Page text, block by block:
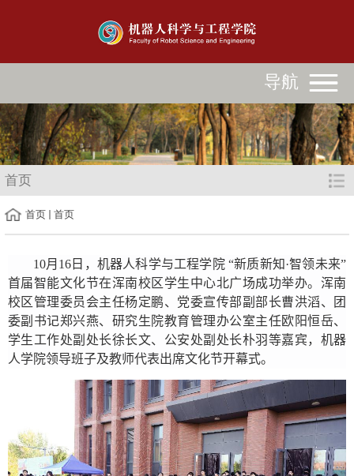
导航
首页
首页 首页
10月 16 日，机器人科学与工程学院 “新质新知·智领未来”
首届智能文化节在浑南校区学生中心北广场成功举办。浑南
校区管理委员会主任杨定鹏、党委宣传部副部长曹洪滔、团
委副书记郑兴燕、研究生院教育管理办公室主任欧阳恒岳、
学生工作处副处长徐长文、公安处副处长朴羽等嘉宾，机器
人学院领导班子及教师代表出席文化节开幕式。